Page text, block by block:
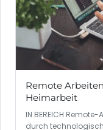
Remote
Heimarbeit
IN BEREICH
durch